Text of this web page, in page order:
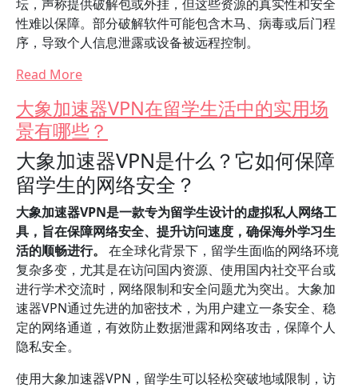
坛，声称提供破解包或外挂，但这些资源的真实性和安全
性难以保障。部分破解软件可能包含木马、病毒或后门程
序，导致个人信息泄露或设备被远程控制。
Read More
大象加速器VPN在留学生活中的实用场
景有哪些？
大象加速器VPN是什么？它如何保障
留学生的网络安全？
大象加速器VPN是一款专为留学生设计的虚拟私人网络工
具，旨在保障网络安全、提升访问速度，确保海外学习生
活的顺畅进行。
在全球化背景下，留学生面临的网络环境
复杂多变，尤其是在访问国内资源、使用国内社交平台或
进行学术交流时，网络限制和安全问题尤为突出。大象加
速器VPN通过先进的加密技术，为用户建立一条安全、稳
定的网络通道，有效防止数据泄露和网络攻击，保障个人
隐私安全。
使用大象加速器VPN，留学生可以轻松突破地域限制，访